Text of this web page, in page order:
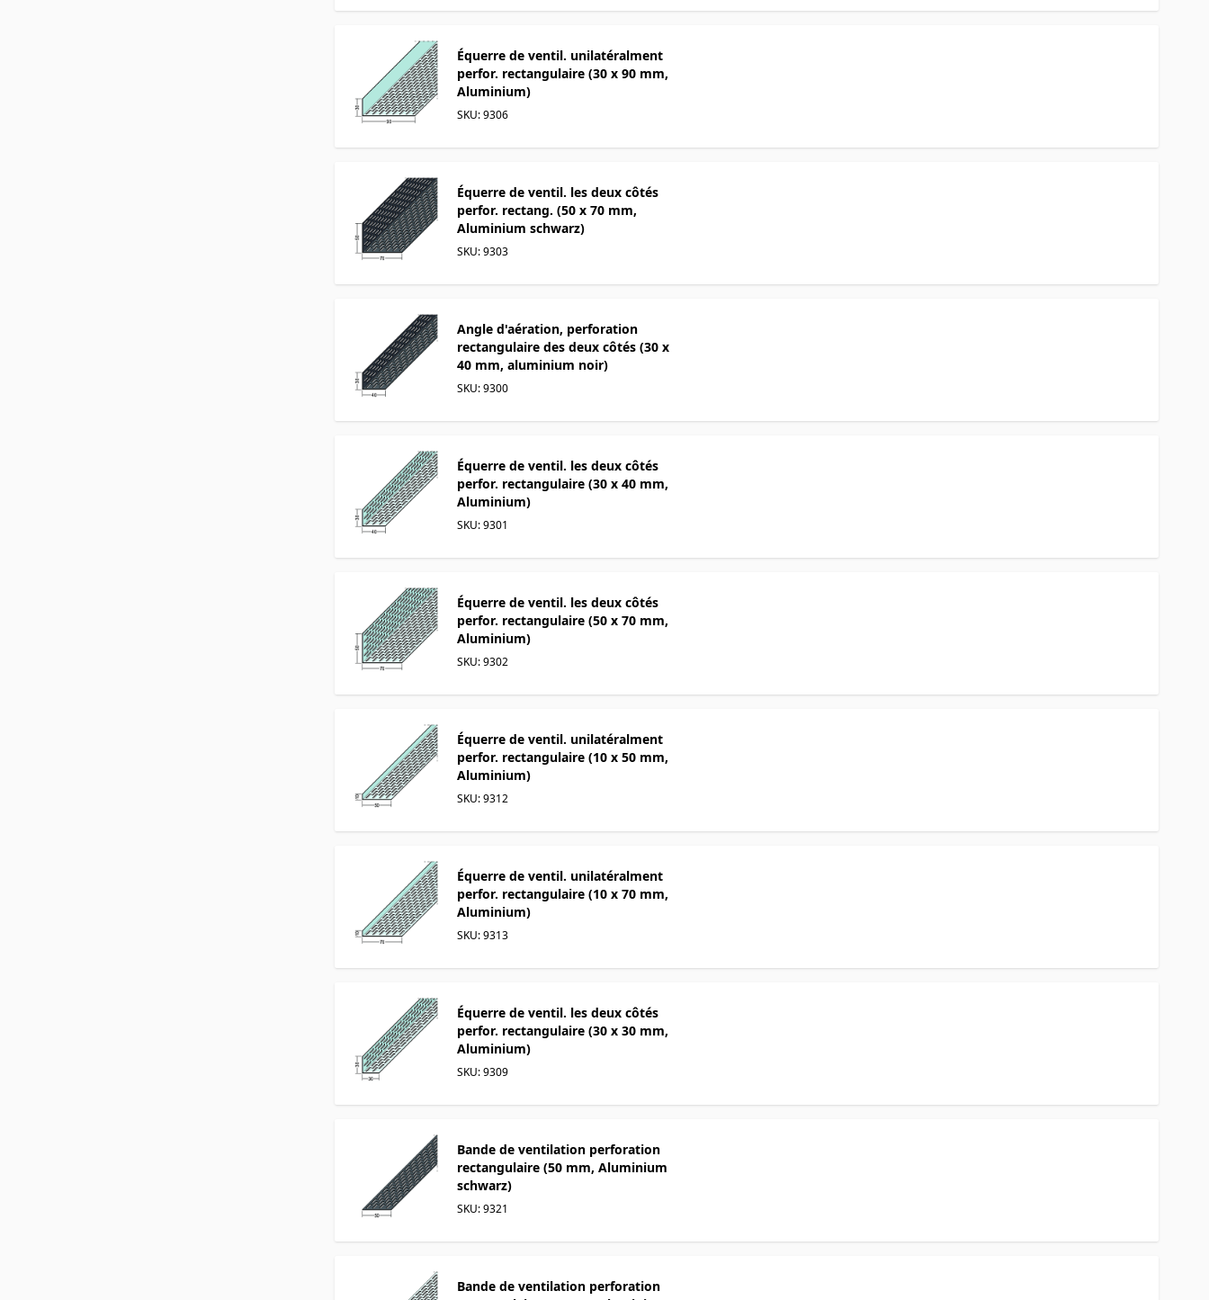
Équerre de ventil. unilatéralment
perfor. rectangulaire (30 x 90 mm,
Aluminium)
SKU: 9306
Équerre de ventil. les deux côtés
perfor. rectang. (50 x 70 mm,
Aluminium schwarz)
SKU: 9303
Angle d'aération, perforation
rectangulaire des deux côtés (30 x
40 mm, aluminium noir)
SKU: 9300
Équerre de ventil. les deux côtés
perfor. rectangulaire (30 x 40 mm,
Aluminium)
SKU: 9301
Équerre de ventil. les deux côtés
perfor. rectangulaire (50 x 70 mm,
Aluminium)
SKU: 9302
Équerre de ventil. unilatéralment
perfor. rectangulaire (10 x 50 mm,
Aluminium)
SKU: 9312
Équerre de ventil. unilatéralment
perfor. rectangulaire (10 x 70 mm,
Aluminium)
SKU: 9313
Équerre de ventil. les deux côtés
perfor. rectangulaire (30 x 30 mm,
Aluminium)
SKU: 9309
Bande de ventilation perforation
rectangulaire (50 mm, Aluminium
schwarz)
SKU: 9321
Bande de ventilation perforation